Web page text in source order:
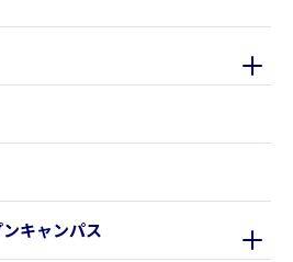
キャンパス